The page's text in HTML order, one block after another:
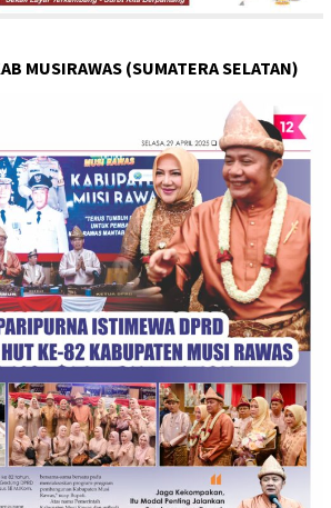
MUSIRAWAS (SUMATERA SELATAN)